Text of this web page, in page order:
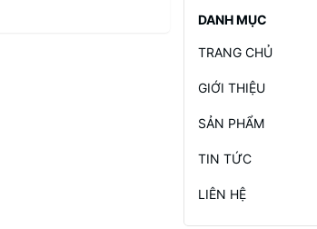
DANH MỤC
TRANG CHỦ
GIỚI THIỆU
SẢN PHẨM
TIN TỨC
LIÊN HỆ